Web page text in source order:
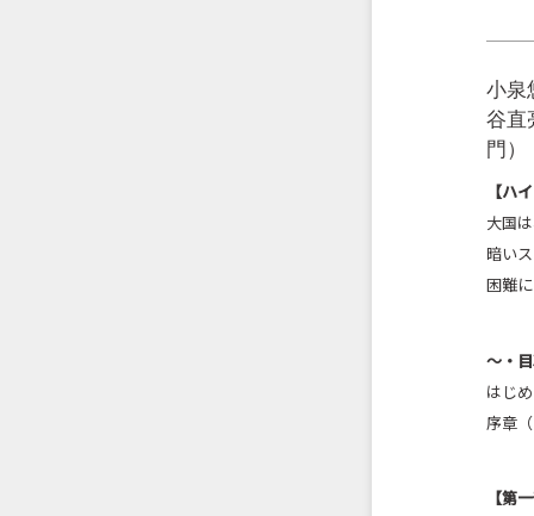
小泉
谷直
門）
【ハ
大国
暗い
困難
〜・
はじ
序章
【第